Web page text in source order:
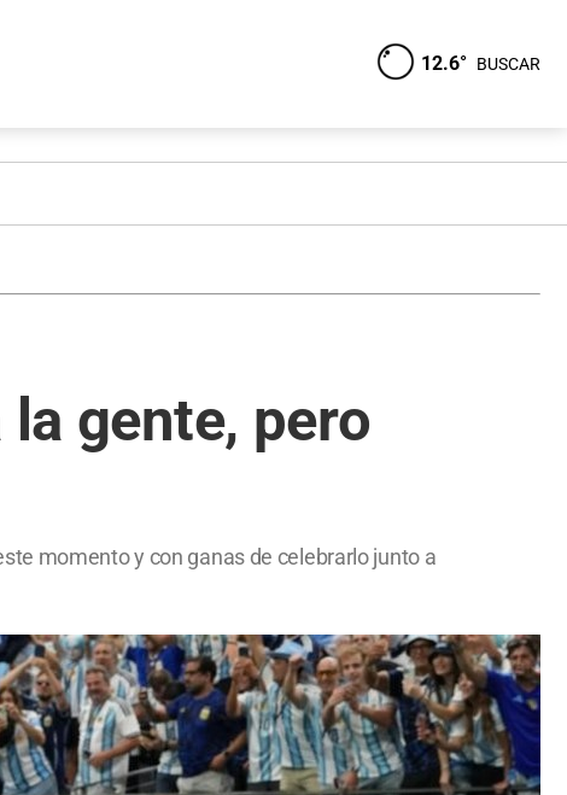
12.6° BUSCAR
gente, pero
momento y con ganas de celebrarlo junto a